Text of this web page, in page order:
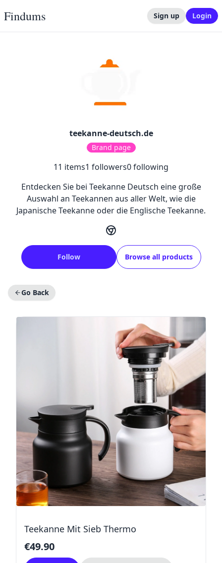
Findums Sign up Login
teekanne-deutsch.de
Brand page
11 items1 followers0following
Entdecken Sie bei Teekanne Deutsch eine große
Auswahl an Teekannen aus aller Welt, wie die
Japanische Teekanne oder die Englische Teekanne.
Follow Browse all products
Go Back
Teekanne Mit Sieb Thermo
€49.90